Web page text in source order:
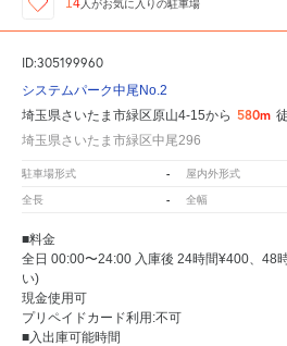
14 人がお気に入りの駐車場
ID:305199960
システムパーク中尾No.2
埼玉県さいたま市緑区原山4-15から 580m
埼玉県さいたま市緑区中尾296
駐車場形式 - 屋内外形式
全長 - 全幅
■料金
全日 00:00〜24:00 入庫後 24時間¥400、48
い)
現金使用可
プリペイドカード利用:不可
■入出庫可能時間